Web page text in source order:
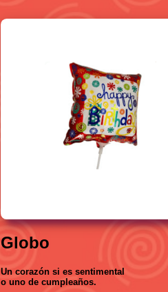
Globo
Un corazón si es sentimental
o uno de cumpleaños.